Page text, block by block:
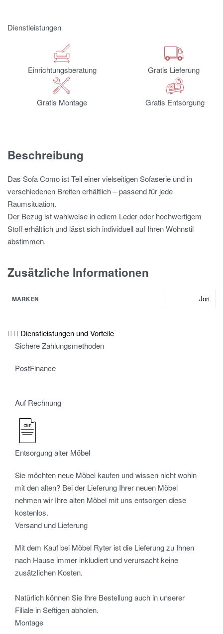
Dienstleistungen
Einrichtungsberatung Gratis Lieferung
Gratis Montage Gratis Entsorgung
Beschreibung
Das Sofa Como ist Teil einer vielseitigen Sofaserie und in
verschiedenen Breiten erhältlich – passend für jede
Raumsituation.
Der Bezug ist wahlweise in edlem Leder oder hochwertigem
Stoff erhältlich und lässt sich individuell auf Ihren Wohnstil
abstimmen.
Zusätzliche Informationen
MARKEN Jori
Dienstleistungen und Vorteile
Sichere Zahlungsmethoden
PostFinance
Auf Rechnung
Entsorgung alter Möbel
Sie möchten neue Möbel kaufen und wissen nicht wohin
mit den alten? Bei der Lieferung Ihrer neuen Möbel
nehmen wir Ihre alten Möbel mit uns entsorgen diese
kostenlos.
Versand und Lieferung
Mit dem Kauf bei Möbel Ryter ist die Lieferung zu Ihnen
nach Hause immer inkludiert und verursacht keine
zusätzlichen Kosten.
Natürlich können Sie Ihre Bestellung auch in unserer
Filiale in Seftigen abholen.
Montage